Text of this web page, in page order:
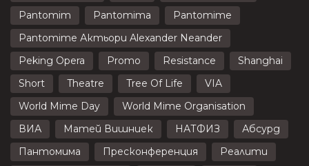
Pantomim
Pantomima
Pantomime
Pantomime Актьори Alexander Neander
Peking Opera
Promo Resistance
Shanghai
Short
Theatre Tree Of Life
VIA
World Mime Day
World Mime Organisation
ВИА
Матей Вишниек НАТФИЗ
Абсурд
Пантомима
Пресконференция
Реалити